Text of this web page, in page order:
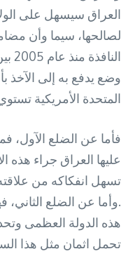
العراق سيسهل على
لصالحها، سيما وأن
وضع يدفع به إلى الآخذ
المتحدة الأمريكية
فأما عن الضلع الآول،
عليها العراق جراء هذه
تسهل انفكاكه من علاقته
.وأما عن الضلع
هذه الدولة العظمى
تحمل اثمان مثل هذا